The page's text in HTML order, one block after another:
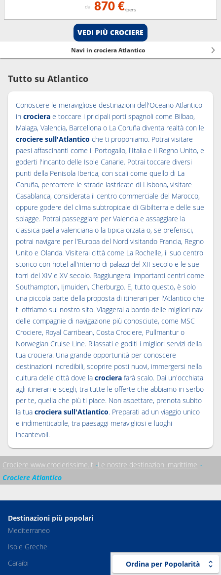
Ordina per Popolarità
da 870 €/pers
VEDI PIÙ CROCIERE
Navi in crociera Atlantico
Tutto su Atlantico
Conoscere le meravigliose destinazioni dell'Oceano Atlantico
in crociera e toccare i pricipali porti spagnoli come Bilbao,
Malaga, Valencia, Barcellona o La Coruña diventa realtà con le
crociere sull'Atlantico che ti proponiamo. Potrai visitare
paesi affascinanti come il Portogallo, l'Italia e il Regno Unito, e
goderti l'incanto delle Isole Canarie. Potrai toccare diversi
punti della Penisola Iberica, con scali come quello di La
Coruña, percorrere le strade lastricate di Lisbona, visitare
Casablanca, considerata il centro commerciale del Marocco,
oppure godere del clima subtropicale di Gibilterra e delle sue
spiagge. Potrai passeggiare per Valencia e assaggiare la
classica paella valenciana o la tipica orzata o, se preferisci,
potrai navigare per l'Europa del Nord visitando Francia, Regno
Unito e Olanda. Visiterai città come La Rochelle, il suo centro
storico con hotel all'interno di palazzi del XII secolo e le sue
torri del XIV e XV secolo. Raggiungerai importanti centri come
Southampton, Ijmuiden, Cherburgo. E, tutto questo, è solo
una piccola parte della proposta di itinerari per l'Atlantico che
ti offriamo sul nostro sito. Viaggerai a bordo delle migliori navi
delle compagnie di navigazione più conosciute, come MSC
Crociere, Royal Carribean, Costa Crociere, Pullmantur o
Norwegian Cruise Line. Rilassati e goditi i migliori servizi della
tua crociera. Una grande opportunità per conoscere
destinazioni incredibili, scoprire posti nuovi, immergersi nella
cultura delle città dove la crociera farà scalo. Dai un'occhiata
agli itinerari e scegli, tra tutte le offerte che abbiamo in serbo
per te, quella che più ti piace. Non aspettare, prenota subito
la tua crociera sull'Atlantico. Preparati ad un viaggio unico
e indimenticabile, tra paesaggi meravigliosi e luoghi
incantevoli.
Crociere www.crocierissime.it Le nostre destinazioni marittime
Crociere Atlantico
Destinazioni più popolari
Mediterraneo
Isole Greche
Caraibi